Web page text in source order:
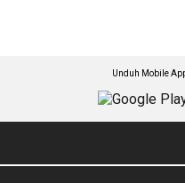
Unduh Mobile